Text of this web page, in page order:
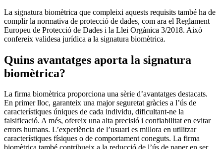
La signatura biomètrica que compleixi aquests requisits també ha de
complir la normativa de protecció de dades, com ara el Reglament
Europeu de Protecció de Dades i la Llei Orgànica 3/2018. Això
confereix validesa jurídica a la signatura biomètrica.
Quins avantatges aporta la signatura
biomètrica?
La firma biomètrica proporciona una sèrie d’avantatges destacats.
En primer lloc, garanteix una major seguretat gràcies a l’ús de
característiques úniques de cada individu, dificultant-ne la
falsificació. A més, ofereix una alta precisió i confiabilitat en evitar
errors humans. L’experiència de l’usuari es millora en utilitzar
característiques físiques o de comportament coneguts. La firma